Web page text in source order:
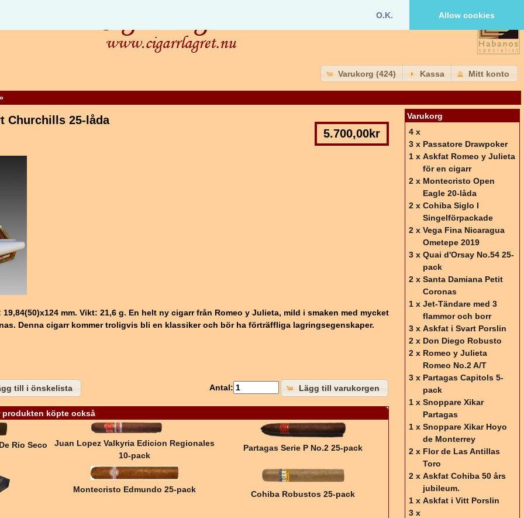
O.K. Allow cookies
Varukorg (424) Kassa Mitt konto
5.700,00kr
Churchills 25-låda
mm. Vikt: 21,6 g. En helt ny cigarr från Romeo y Julieta, mild i smaken med mycket
Denna cigarr kommer troligvis bli en klassiker och bör ha förträffliga lagringsegenskaper.
Lägg till varukorgen
Antal:
till i önskelista
produkten köpte också
Rio Seco
Juan Lopez Valkyria Edicion Regionales
10-pack
Partagas Serie P No.2 25-pack
Montecristo Edmundo 25-pack Cohiba Robustos 25-pack
Varukorg
4 x
3 x Passatore Drawpoker
1 x Askfat Romeo y Julieta
för en cigarr
2 x Montecristo Open
Eagle 20-låda
2 x Cohiba Siglo I
Singelförpackade
2 x Vega Fina Nicaragua
Ometepe 2019
3 x Quai d'Orsay No.54 25-
pack
2 x Santa Damiana Petit
Coronas
1 x Jet-Tändare med 3
flammor och borr
3 x Askfat i Svart Porslin
2 x Don Diego Robusto
2 x Romeo y Julieta
Romeo No.2 A/T
3 x Partagas Capitols 5-
pack
1 x Snoppare Xikar
Partagas
1 x Snoppare Xikar Hoyo
de Monterrey
2 x Flor de Las Antillas
Toro
2 x Askfat Cohiba 50 års
jubileum.
1 x Askfat i Vitt Porslin
3 x